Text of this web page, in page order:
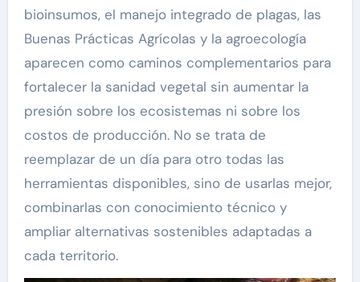
bioinsumos, el manejo integrado de plagas, las
Buenas Prácticas Agrícolas y la agroecología
aparecen como caminos complementarios para
fortalecer la sanidad vegetal sin aumentar la
presión sobre los ecosistemas ni sobre los
costos de producción. No se trata de
reemplazar de un día para otro todas las
herramientas disponibles, sino de usarlas mejor,
combinarlas con conocimiento técnico y
ampliar alternativas sostenibles adaptadas a
cada territorio.